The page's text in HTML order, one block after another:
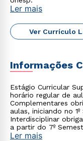
Ler mais
Ver Currículo
Informações
Estágio Curricular
horário regular de
Complementares
aulas, iniciando no
Interdisciplinar
a partir do 7º
Ler mais
Rápido e